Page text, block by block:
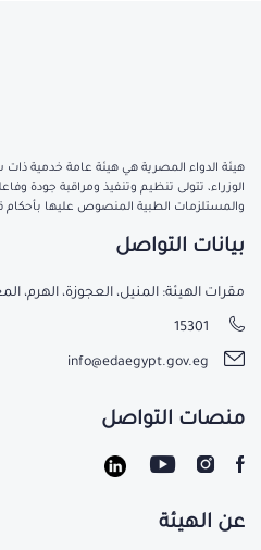
هيئة الدواء المصرية هي هيئة عامة خدمية
الوزراء، تتولى تنظيم وتنفيذ ومراقبة جودة
والمستلزمات الطبية المنصوص عليها بأحكام
عن الهيئة
بيانات التواصل
مقرات الهيئة: المنيل، العجوزة، الهرم،
15301
info@edaegypt.gov.eg
منصات التواصل